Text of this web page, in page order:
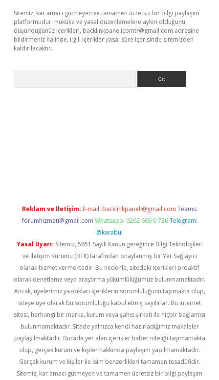
Sitemiz, kar amacı gütmeyen ve tamamen ücretsiz bir bilgi paylaşım
platformudur. Hukuka ve yasal düzenlemelere aykırı olduğunu
düşündüğünüz içerikleri, backlinkpanelicomtr@gmail.com adresine
bildirmeniz halinde, ilgili içerikler yasal süre içerisinde sitemizden
kaldırılacaktır.
Reklam ve İletişim: E-mail: backlinkpaneli@gmail.com Teams:
forumhizmeti@gmail.com Whatsapp: 0262 606 0 726 Telegram:
@karabul
Yasal Uyarı: Sitemiz, 5651 Sayılı Kanun gereğince Bilgi Teknolojileri
ve İletişim Kurumu (BTK) tarafından onaylanmış bir Yer Sağlayıcı
olarak hizmet vermektedir. Bu nedenle, sitedeki içerikleri proaktif
olarak denetleme veya araştırma yükümlülüğümüz bulunmamaktadır.
Ancak, üyelerimiz yazdıkları içeriklerin sorumluluğunu taşımakta olup,
siteye üye olarak bu sorumluluğu kabul etmiş sayılırlar. Bu internet
sitesi, herhangi bir marka, kurum veya şahıs şirketi ile hiçbir bağlantısı
bulunmamaktadır. Sitede yalnızca kendi hazırladığımız makaleler
paylaşılmaktadır. Burada yer alan içerikler haber niteliği taşımamakta
olup, gerçek kurum ve kişiler hakkında paylaşım yapılmamaktadır.
Gerçek kurum ve kişiler ile isim benzerlikleri tamamen tesadüfidir.
Sitemiz, kar amacı gütmeyen ve tamamen ücretsiz bir bilgi paylaşım